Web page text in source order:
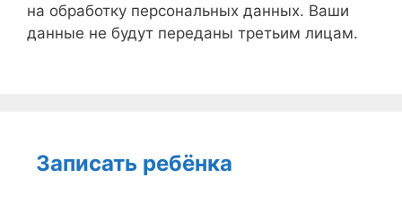
на обработку персональных данных. Ваши
данные не будут переданы третьим лицам.
Записать ребёнка